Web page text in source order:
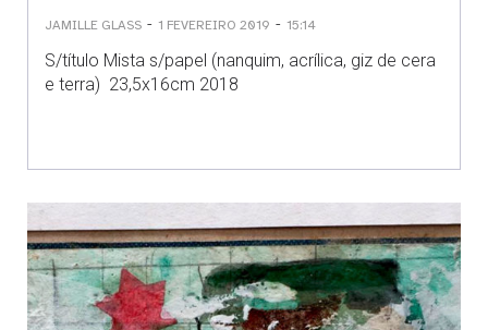
JAMILLE GLASS - 1 FEVEREIRO 2019 - 15:14
S/título Mista s/papel (nanquim, acrílica, giz de cera
e terra) 23,5x16cm 2018